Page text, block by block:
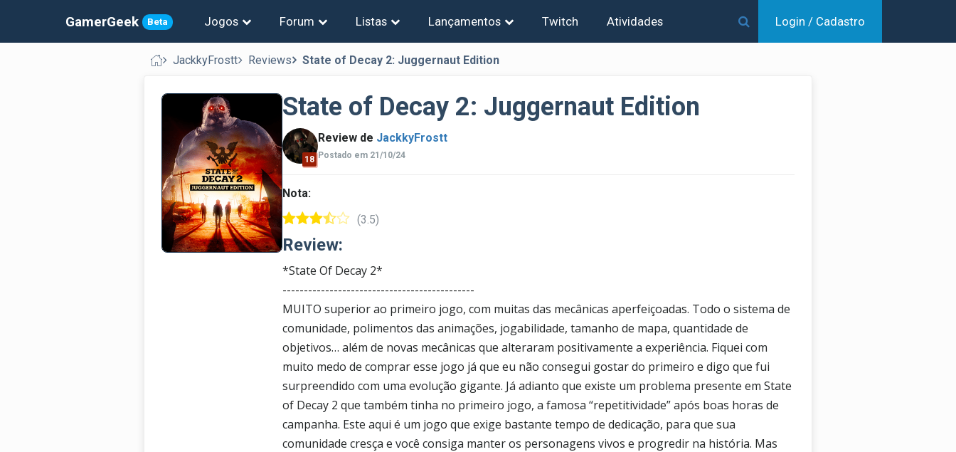
GamerGeek Beta Jogos Forum Listas Lançamentos Twitch Atividades Login / Cadastro
JackkyFrostt Reviews State of Decay 2: Juggernaut Edition
State of Decay 2: Juggernaut Edition
18
Review de JackkyFrostt
Postado em 21/10/24
Nota:
(3.5)
Review:
*State Of Decay 2*
---------------------------------------------
MUITO superior ao primeiro jogo, com muitas das mecânicas aperfeiçoadas. Todo o sistema de
comunidade, polimentos das animações, jogabilidade, tamanho de mapa, quantidade de
objetivos… além de novas mecânicas que alteraram positivamente a experiência. Fiquei com
muito medo de comprar esse jogo já que eu não consegui gostar do primeiro e digo que fui
surpreendido com uma evolução gigante. Já adianto que existe um problema presente em State
of Decay 2 que também tinha no primeiro jogo, a famosa “repetitividade” após boas horas de
campanha. Este aqui é um jogo que exige bastante tempo de dedicação, para que sua
comunidade cresça e você consiga manter os personagens vivos e progredir na história. Mas